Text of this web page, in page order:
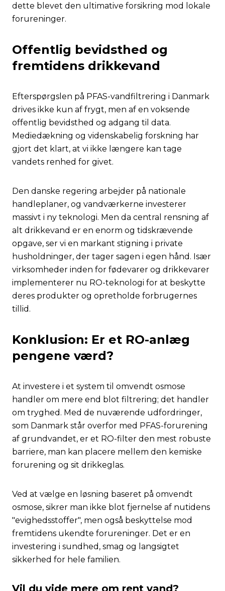
dette blevet den ultimative forsikring mod lokale
forureninger.
Offentlig bevidsthed og
fremtidens drikkevand
Efterspørgslen på PFAS-vandfiltrering i Danmark
drives ikke kun af frygt, men af en voksende
offentlig bevidsthed og adgang til data.
Mediedækning og videnskabelig forskning har
gjort det klart, at vi ikke længere kan tage
vandets renhed for givet.
Den danske regering arbejder på nationale
handleplaner, og vandværkerne investerer
massivt i ny teknologi. Men da central rensning af
alt drikkevand er en enorm og tidskrævende
opgave, ser vi en markant stigning i private
husholdninger, der tager sagen i egen hånd. Især
virksomheder inden for fødevarer og drikkevarer
implementerer nu RO-teknologi for at beskytte
deres produkter og opretholde forbrugernes
tillid.
Konklusion: Er et RO-anlæg
pengene værd?
At investere i et system til omvendt osmose
handler om mere end blot filtrering; det handler
om tryghed. Med de nuværende udfordringer,
som Danmark står overfor med PFAS-forurening
af grundvandet, er et RO-filter den mest robuste
barriere, man kan placere mellem den kemiske
forurening og sit drikkeglas.
Ved at vælge en løsning baseret på omvendt
osmose, sikrer man ikke blot fjernelse af nutidens
"evighedsstoffer", men også beskyttelse mod
fremtidens ukendte forureninger. Det er en
investering i sundhed, smag og langsigtet
sikkerhed for hele familien.
Vil du vide mere om rent vand?